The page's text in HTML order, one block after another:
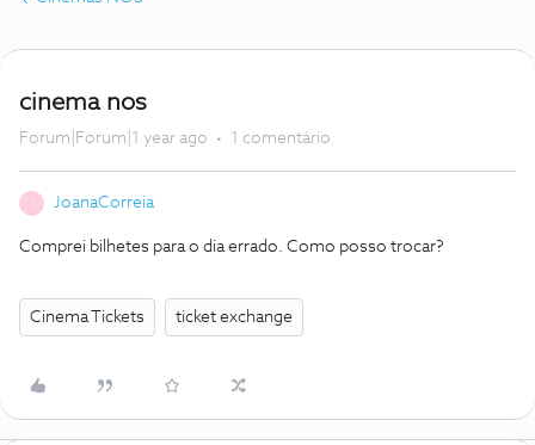
cinema nos
Forum|Forum|1 year ago 1 comentário
JoanaCorreia
Comprei bilhetes para o dia errado. Como posso trocar?
Cinema Tickets ticket exchange